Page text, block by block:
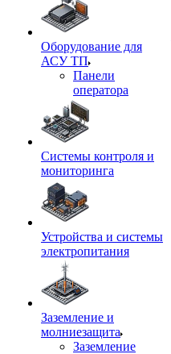
Оборудование для
АСУ ТП
Панели
оператора
Системы контроля и
мониторинга
Устройства и системы
электропитания
Заземление и
молниезащита
Заземление